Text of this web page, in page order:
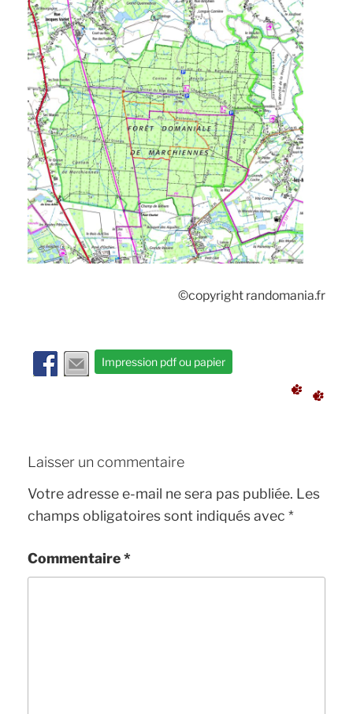
©copyright randomania.fr
Impression pdf ou papier
Laisser un commentaire
Votre adresse e-mail ne sera pas publiée. Les
champs obligatoires sont indiqués avec*
Commentaire*